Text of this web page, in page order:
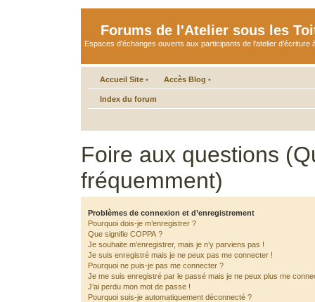
Forums de l'Atelier sous les
Espaces d'échanges ouverts aux participants de l'atelier d'écriture
Accueil Site • Accès Blog •
Index du forum
Foire aux questions
fréquemment)
Problèmes de connexion et d’enregistrement
Pourquoi dois-je m’enregistrer ?
Que signifie COPPA ?
Je souhaite m’enregistrer, mais je n’y parviens pas !
Je suis enregistré mais je ne peux pas me connecter !
Pourquoi ne puis-je pas me connecter ?
Je me suis enregistré par le passé mais je ne peux plus me
J’ai perdu mon mot de passe !
Pourquoi suis-je automatiquement déconnecté ?